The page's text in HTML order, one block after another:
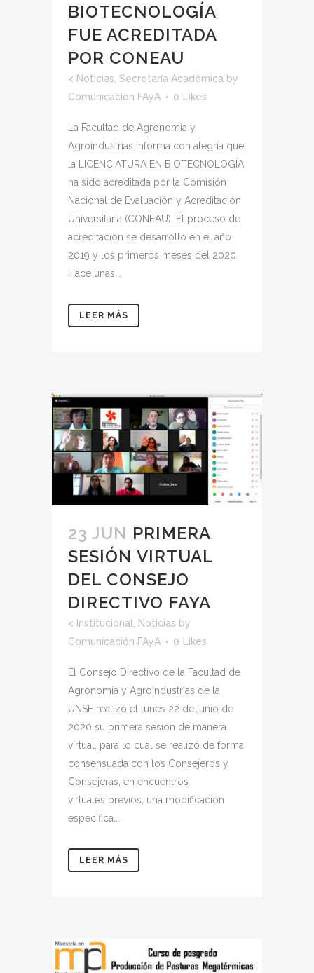
BIOTECNOLOGÍA
FUE ACREDITADA
POR CONEAU
< Noticias Secretaría Académica by
Comunicación FAyA
0 Likes
La Facultad de Agronomía y
Agroindustrias informa con alegría que
la LICENCIATURA EN BIOTECNOLOGÍA,
ha sido acreditada por la Comisión
Nacional de Evaluación y Acreditación
Universitaria (CONEAU). El proceso de
acreditación se desarrolló en el año
2019 y los primeros meses del 2020.
Hace unas...
LEER MÁS
23 JUN PRIMERA
SESIÓN VIRTUAL
DEL CONSEJO
DIRECTIVO FAYA
< Institucional Noticias by
Comunicación FAyA
0 Likes
El Consejo Directivo de la Facultad de
Agronomía y Agroindustrias de la
UNSE realizó el lunes 22 de junio de
2020 su primera sesión de manera
virtual, para lo cual se realizó de forma
consensuada con los Consejeros y
Consejeras, en encuentros
virtuales previos, una modificación
específica...
LEER MÁS